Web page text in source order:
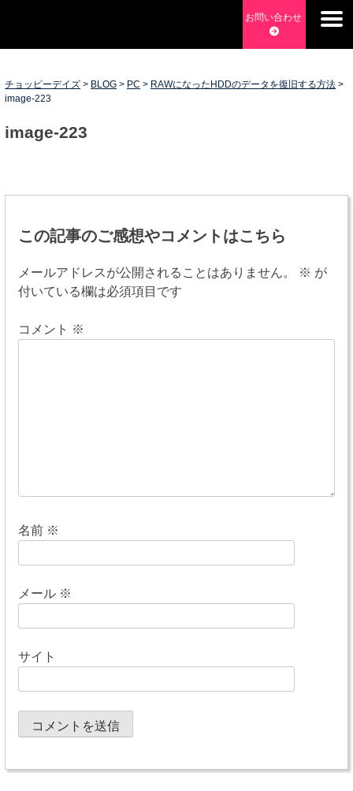
content
ムページ制作・Web開発・アプリ開発・コーチング チョッピ
ーデイズ ChoppyDays
お問い合わせ
チョッピーデイズ > BLOG > PC > RAWになったHDDのデータを復旧する方法 >
image-223
image-223
稿
ビ
ゲ
この記事のご感想やコメントはこちら
メールアドレスが公開されることはありません。 ※ が
付いている欄は必須項目です
コメント ※
名前 ※
メール ※
サイト